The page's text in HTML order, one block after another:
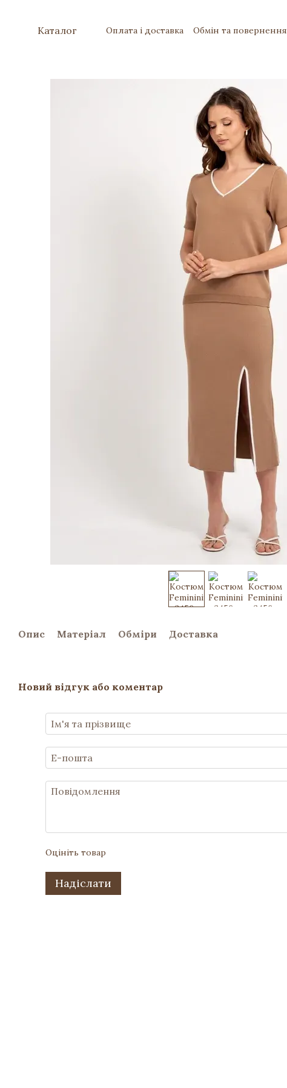
Каталог Оплата і доставка Обмін та повернення
Опис Матеріал Обміри Доставка
Новий відгук або коментар
Оцініть товар
Надіслати